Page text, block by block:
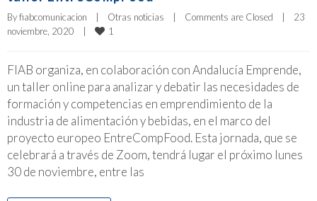
By fiabcomunicacion Otras noticias Comments are Closed
23
noviembre, 2020
1
FIAB organiza, en colaboración con Andalucía Emprende,
un taller online para analizar y debatir las necesidades de
formación y competencias en emprendimiento de la
industria de alimentación y bebidas, en el marco del
proyecto europeo EntreCompFood. Esta jornada, que se
celebrará a través de Zoom, tendrá lugar el próximo lunes
30 de noviembre, entre las